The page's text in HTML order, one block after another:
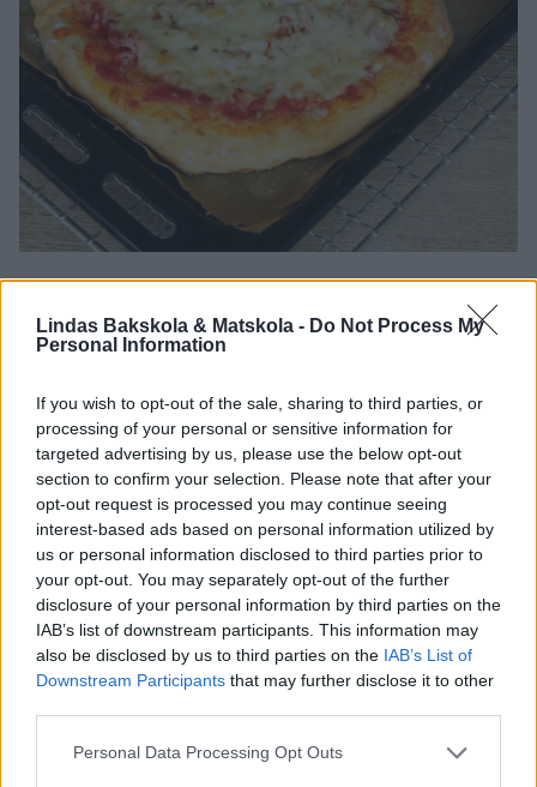
Lindas Bakskola & Matskola - Do Not Process My
Personal Information
If you wish to opt-out of the sale, sharing to third parties, or
processing of your personal or sensitive information for
targeted advertising by us, please use the below opt-out
section to confirm your selection. Please note that after your
opt-out request is processed you may continue seeing
interest-based ads based on personal information utilized by
us or personal information disclosed to third parties prior to
your opt-out. You may separately opt-out of the further
disclosure of your personal information by third parties on the
IAB’s list of downstream participants. This information may
also be disclosed by us to third parties on the IAB’s List of
Downstream Participants that may further disclose it to other
Personal Data Processing Opt Outs
ugnar kan variera så håll koll på gräddningen mot slutet.